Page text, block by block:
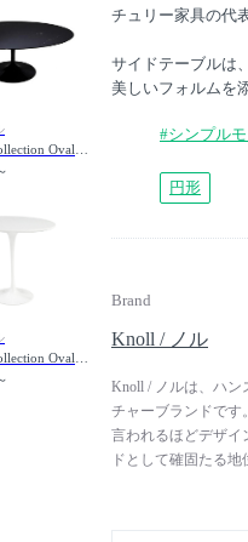
チュリー家具の代
サイドテーブルは
美しいフォルムを
#シンプル
円形
Brand
Knoll / ノル
Knoll / ノルは、ハン
チャーブランドです
言われるほどデザイ
ドとして確固たる
らの親交から、ミ
イア、マルセル・